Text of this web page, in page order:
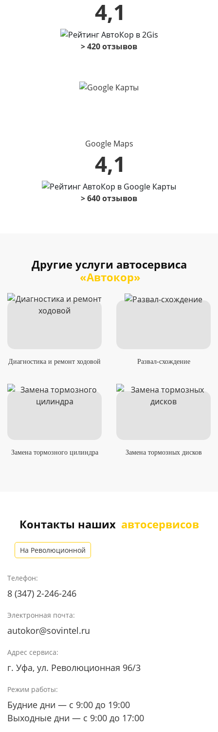
4,1
> 420 отзывов
Google Maps
4,1
> 640 отзывов
Другие услуги автосервиса
«Автокор»
Диагностика и ремонт ходовой Развал-схождение
Замена тормозного цилиндра Замена тормозных дисков
Контакты наших автосервисов
На Революционной
Телефон:
8 (347) 2-246-246
Электронная почта:
autokor@sovintel.ru
Адрес сервиса:
г. Уфа, ул. Революционная 96/3
Режим работы:
Будние дни — с 9:00 до 19:00
Выходные дни — с 9:00 до 17:00